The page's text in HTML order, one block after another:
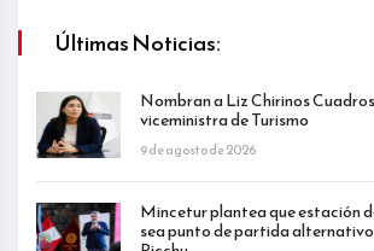
Últimas Noticias:
Nombran a Liz Chirinos
viceministra de Turismo
9 de agosto de 2026
Mincetur plantea que estación
sea punto de partida